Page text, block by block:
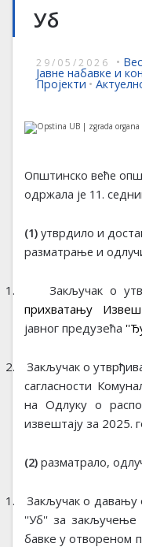
Уб
29/05/2026 •
Јавне набавке и
Пројекти •
Општинско веће
одржала је 11.
(1) утврдило и
разматрање и
1. За­кљу­чак о
прихватању
јавног предузећа
2. Закључак о
са­гла­сно­сти
на Одлуку о
извештају за 2025.
(2) разматрало,
1. Закључак о
''Уб'' за за­кључе­ње
бав­кеу отвореном